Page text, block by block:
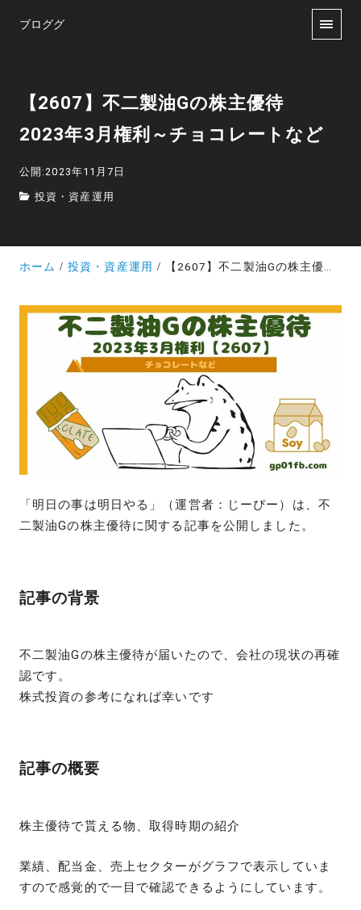
ブロググ
【2607】不二製油Gの株主優待
2023年3月権利～チョコレートなど
公開:2023年11月7日
投資・資産運用
ホーム 投資・資産運用 【2607】不二製油Gの株主優待 2023年3月権利～チョコレートなど
「明日の事は明日やる」（運営者：じーぴー）は、不
二製油Gの株主優待に関する記事を公開しました。
記事の背景
不二製油Gの株主優待が届いたので、会社の現状の再確
認です。
株式投資の参考になれば幸いです
記事の概要
株主優待で貰える物、取得時期の紹介
業績、配当金、売上セクターがグラフで表示していま
すので感覚的で一目で確認できるようにしています。